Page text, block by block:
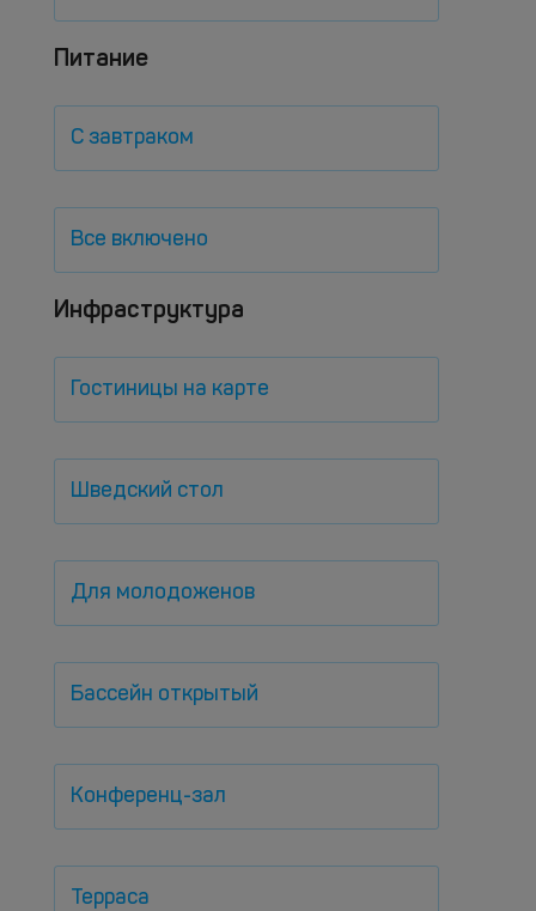
Питание
С завтраком
Все включено
Инфраструктура
Гостиницы на карте
Шведский стол
Для молодоженов
Бассейн открытый
Конференц-зал
Терраса